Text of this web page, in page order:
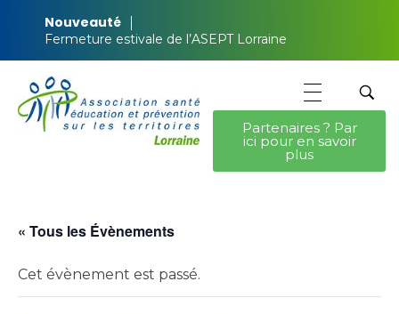
Nouveauté
Fermeture estivale de l’ASEPT Lorraine
Partenaires ? Par
ici pour en savoir
plus
« Tous les Évènements
Cet évènement est passé.